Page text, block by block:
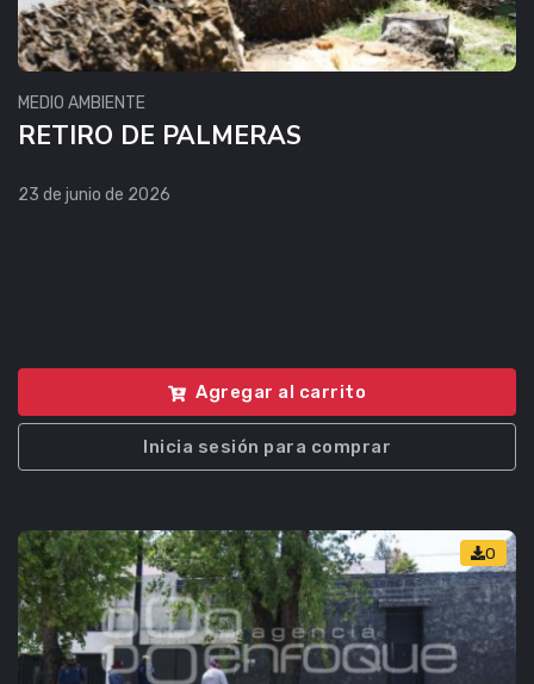
MEDIO AMBIENTE
RETIRO DE PALMERAS
23 de junio de 2026
Agregar al carrito
Inicia sesión para comprar
0